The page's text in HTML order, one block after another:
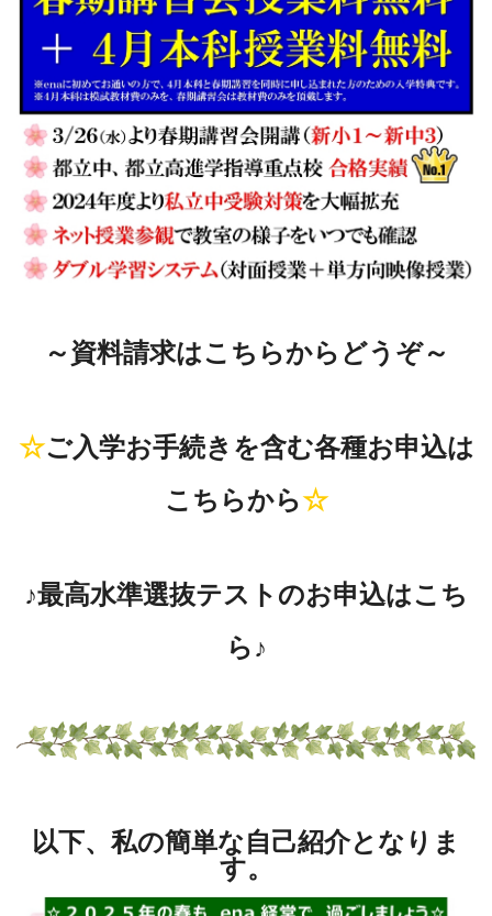
～資料請求はこちらからどうぞ～
☆ご入学お手続きを含む各種お申込は
こちらから☆
♪最高水準選抜テストのお申込はこち
ら♪
以下、私の簡単な自己紹介となりま
す。